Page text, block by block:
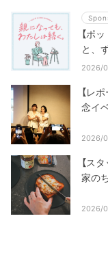
【ポ
と、
2026/
【レ
念イ
2026/
【ス
家の
2026/